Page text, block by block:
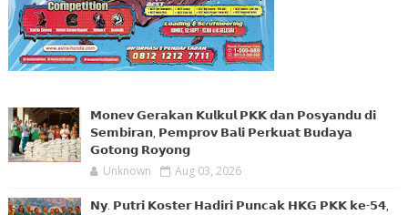
𝗠𝗼𝗻𝗲𝘃 𝗚𝗲𝗿𝗮𝗸𝗮𝗻 𝗞𝘂𝗹𝗸𝘂𝗹 𝗣𝗞𝗞 𝗱𝗮𝗻 𝗣𝗼𝘀𝘆𝗮𝗻𝗱𝘂 𝗱𝗶
𝗦𝗲𝗺𝗯𝗶𝗿𝗮𝗻, 𝗣𝗲𝗺𝗽𝗿𝗼𝘃 𝗕𝗮𝗹𝗶 𝗣𝗲𝗿𝗸𝘂𝗮𝘁 𝗕𝘂𝗱𝗮𝘆𝗮
𝗚𝗼𝘁𝗼𝗻𝗴 𝗥𝗼𝘆𝗼𝗻𝗴
Unknown Aug 03, 2026
𝗡𝘆. 𝗣𝘂𝘁𝗿𝗶 𝗞𝗼𝘀𝘁𝗲𝗿 𝗛𝗮𝗱𝗶𝗿𝗶 𝗣𝘂𝗻𝗰𝗮𝗸 𝗛𝗞𝗚 𝗣𝗞𝗞 𝗸𝗲-𝟱𝟰,